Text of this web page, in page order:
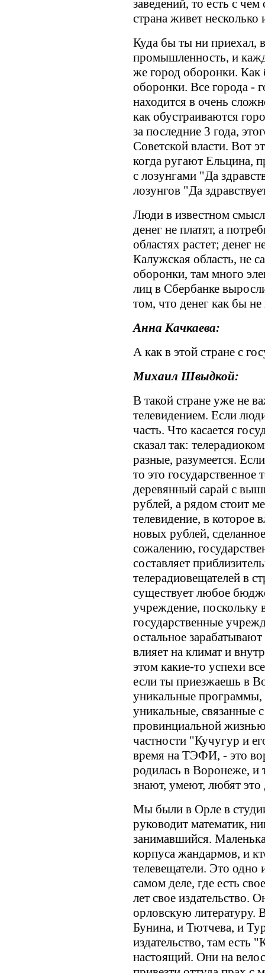
заведений, то есть с
страна живет
Куда бы ты ни приехал,
промышленность, и
же город оборонки. Как
оборонки. Все города -
находится в очень
как обустраиваются
за последние 3 года,
Советской власти. Вот
когда ругают Ельцина,
с лозунгами "Да
лозунгов "Да
Люди в известном
денег не платят, а
областях растет; денег
Калужская область, не
оборонки, там много
лиц в Сбербанке
том, что денег как бы не
Анна Качкаева:
А как в этой стране с
Михаил Швыдкой:
В такой стране уже не
телевидением. Если
часть. Что касается
сказал так:
разные, разумеется.
то это государственное
деревянный сарай с
рублей, а рядом стоит
телевидение, в которое
новых рублей,
сожалению,
составляет
телерадиовещателей в
существует любое
учреждение, поскольку
государственные
остальное
влияет на климат и
этом какие-то успехи
если ты приезжаешь в
уникальные программы,
уникальные, связанные
провинциальной
частности "Кучугур и
время на ТЭФИ, - это
родилась в Воронеже, и
знают, умеют, любят это
Мы были в Орле в
руководит математик,
занимавшийся.
корпуса жандармов, и
телевещатели. Это
самом деле, где есть
лет свое издательство.
орловскую литературу.
Бунина, и Тютчева, и
издательство, там есть
настоящий. Они на